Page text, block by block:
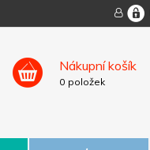
Nákupní košík
0 položek